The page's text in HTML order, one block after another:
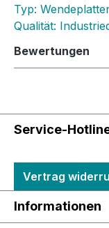
Typ:
Qualität:
Bewertungen
Service-
Vertrag
Informationen